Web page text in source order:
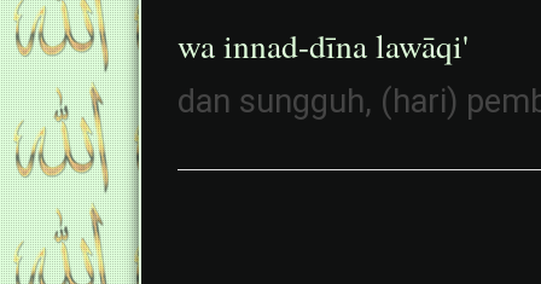
wa innad-dīna lawāqi'
dan sungguh, (hari)